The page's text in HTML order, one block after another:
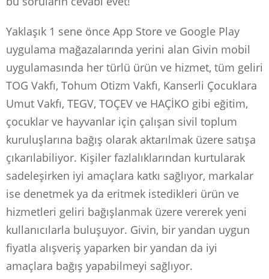
Yaklaşık 1 sene önce App Store ve Google Play
uygulama mağazalarında yerini alan Givin mobil
uygulamasında her türlü ürün ve hizmet, tüm geliri
TOG Vakfı, Tohum Otizm Vakfı, Kanserli Çocuklara
Umut Vakfı, TEGV, TOÇEV ve HAÇİKO gibi eğitim,
çocuklar ve hayvanlar için çalışan sivil toplum
kuruluşlarına bağış olarak aktarılmak üzere satışa
çıkarılabiliyor. Kişiler fazlalıklarından kurtularak
sadeleşirken iyi amaçlara katkı sağlıyor, markalar
ise denetmek ya da eritmek istedikleri ürün ve
hizmetleri geliri bağışlanmak üzere vererek yeni
kullanıcılarla buluşuyor. Givin, bir yandan uygun
fiyatla alışveriş yaparken bir yandan da iyi
amaçlara bağış yapabilmeyi sağlıyor.